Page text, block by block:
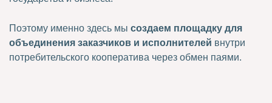
Поэтому именно здесь мы создаем площадку для
объединения заказчиков и исполнителей внутри
потребительского кооператива через обмен паями.